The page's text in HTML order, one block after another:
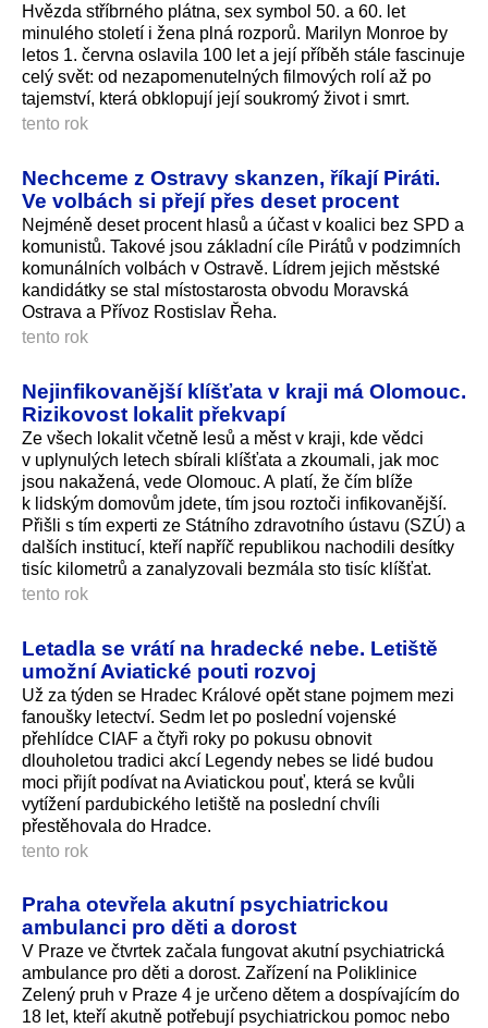
Hvězda stříbrného plátna, sex symbol 50. a 60. let
minulého století i žena plná rozporů. Marilyn Monroe by
letos 1. června oslavila 100 let a její příběh stále fascinuje
celý svět: od nezapomenutelných filmových rolí až po
tajemství, která obklopují její soukromý život i smrt.
tento rok
Nechceme z Ostravy skanzen, říkají Piráti.
Ve volbách si přejí přes deset procent
Nejméně deset procent hlasů a účast v koalici bez SPD a
komunistů. Takové jsou základní cíle Pirátů v podzimních
komunálních volbách v Ostravě. Lídrem jejich městské
kandidátky se stal místostarosta obvodu Moravská
Ostrava a Přívoz Rostislav Řeha.
tento rok
Nejinfikovanější klíšťata v kraji má Olomouc.
Rizikovost lokalit překvapí
Ze všech lokalit včetně lesů a měst v kraji, kde vědci
v uplynulých letech sbírali klíšťata a zkoumali, jak moc
jsou nakažená, vede Olomouc. A platí, že čím blíže
k lidským domovům jdete, tím jsou roztoči infikovanější.
Přišli s tím experti ze Státního zdravotního ústavu (SZÚ) a
dalších institucí, kteří napříč republikou nachodili desítky
tisíc kilometrů a zanalyzovali bezmála sto tisíc klíšťat.
tento rok
Letadla se vrátí na hradecké nebe. Letiště
umožní Aviatické pouti rozvoj
Už za týden se Hradec Králové opět stane pojmem mezi
fanoušky letectví. Sedm let po poslední vojenské
přehlídce CIAF a čtyři roky po pokusu obnovit
dlouholetou tradici akcí Legendy nebes se lidé budou
moci přijít podívat na Aviatickou pouť, která se kvůli
vytížení pardubického letiště na poslední chvíli
přestěhovala do Hradce.
tento rok
Praha otevřela akutní psychiatrickou
ambulanci pro děti a dorost
V Praze ve čtvrtek začala fungovat akutní psychiatrická
ambulance pro děti a dorost. Zařízení na Poliklinice
Zelený pruh v Praze 4 je určeno dětem a dospívajícím do
18 let, kteří akutně potřebují psychiatrickou pomoc nebo